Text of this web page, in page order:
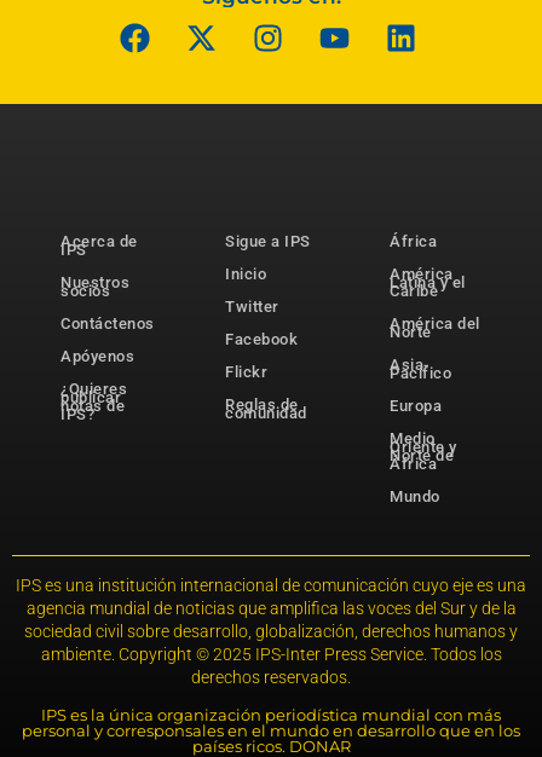
Acerca de
IPS
Nuestros
socios
Contáctenos
Apóyenos
¿Quieres
publicar
notas de
IPS?
Sigue a IPS
Inicio
Twitter
Facebook
Flickr
Reglas de
comunidad
África
América
Latina y el
Caribe
América del
Norte
Asia-
Pacífico
Europa
Medio
Oriente y
Norte de
África
Mundo
IPS es una institución internacional de comunicación cuyo eje es una
agencia mundial de noticias que amplifica las voces del Sur y de la
sociedad civil sobre desarrollo, globalización, derechos humanos y
ambiente. Copyright © 2025 IPS-Inter Press Service. Todos los
derechos reservados.
IPS es la única organización periodística mundial con más
personal y corresponsales en el mundo en desarrollo que en los
países ricos. DONAR